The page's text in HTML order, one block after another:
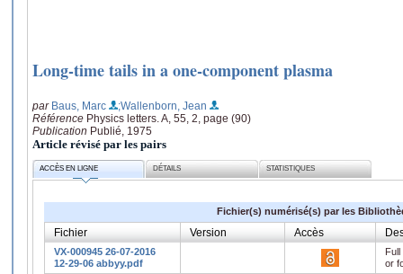
Long-time tails in a one-component plasma
par Baus, Marc
;Wallenborn, Jean
Référence Physics letters. A, 55, 2, page (90)
Publication Publié, 1975
Article révisé par les pairs
ACCÈS EN LIGNE DÉTAILS STATISTIQUES
Fichier(s) numérisé(s) par les
Fichier Version Accès
VX-000945 26-07-2016
12-29-06 abbyy.pdf
or